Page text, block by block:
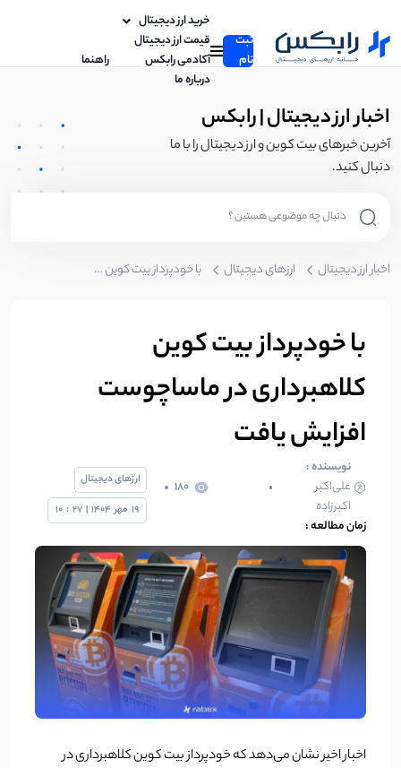
ثبت
نام
خرید ارز دیجیتال
قیمت ارز دیجیتال
آکادمی رابکس
راهنما
درباره ما
اخبار ارز دیجیتال | رابکس
آخرین خبرهای بیت کوین و ارز دیجیتال را با ما
دنبال کنید.
اخبار ارز دیجیتال ارزهای دیجیتال با خودپرداز بیت کوین کلاهبرداری در ماساچوست افزایش یافت
با خودپرداز بیت کوین
کلاهبرداری در ماساچوست
افزایش یافت
نویسنده :
علی‌اکبر
اکبرزاده
180
زمان مطالعه :
ارزهای دیجیتال
19 مهر 1404
|
27
:
10
اخبار اخیر نشان می‌دهد که خودپرداز بیت کوین کلاهبرداری در